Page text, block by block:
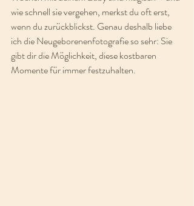
wie schnell sie vergehen, merkst du oft erst,
wenn du zurückblickst. Genau deshalb liebe
ich die Neugeborenenfotografie so sehr: Sie
gibt dir die Möglichkeit, diese kostbaren
Momente für immer festzuhalten.